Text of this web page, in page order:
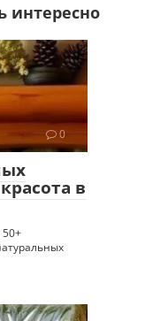
интересно
0
в